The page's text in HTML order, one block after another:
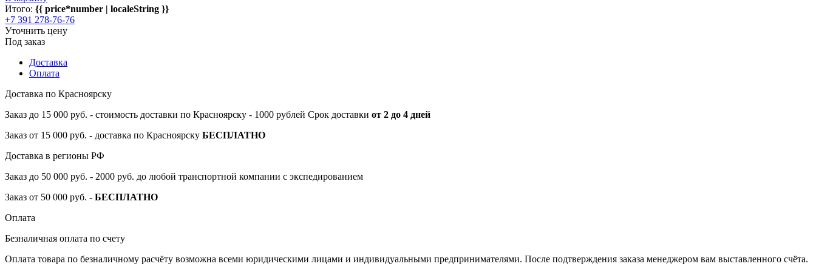
Итого: {{ price*number | localeString }}
+7 391 278-76-76
Уточнить цену
Под заказ
Доставка
Оплата
Доставка по Красноярску
Заказ до 15 000 руб. - стоимость доставки по Красноярску - 1000 рублей Срок доставки от 2 до 4 дней
Заказ от 15 000 руб. - доставка по Красноярску БЕСПЛАТНО
Доставка в регионы РФ
Заказ до 50 000 руб. - 2000 руб. до любой транспортной компании с экспедированием
Заказ от 50 000 руб. - БЕСПЛАТНО
Оплата
Безналичная оплата по счету
Оплата товара по безналичному расчёту возможна всеми юридическими лицами и индивидуальными предпринимателями. После подтверждения заказа менеджером вам выставленного счёта.